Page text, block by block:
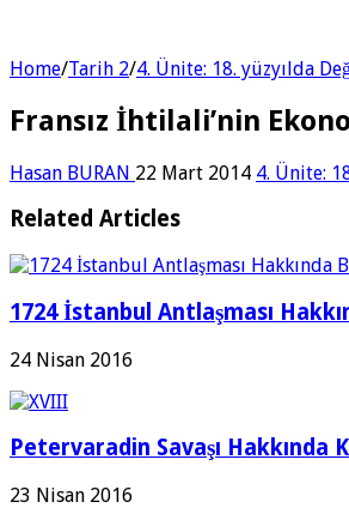
Home/Tarih 2/4. Ünite: 18. yüzyılda
Fransız İhtilali’nin
Hasan BURAN 22 Mart 2014 4. Ünite:
Related Articles
1724 İstanbul Antlaşması
24 Nisan 2016
Petervaradin Savaşı Hakkında
23 Nisan 2016